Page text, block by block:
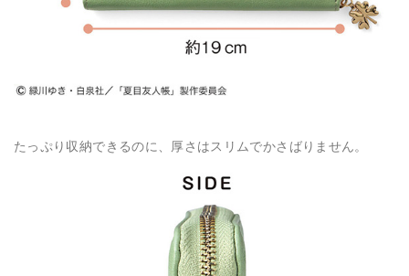
たっぷり収納できるのに、厚さはスリムでかさばりません。